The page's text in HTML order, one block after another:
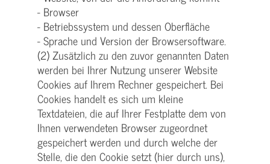
- Browser
- Betriebssystem und dessen Oberfläche
- Sprache und Version der Browsersoftware.
(2) Zusätzlich zu den zuvor genannten Daten
werden bei Ihrer Nutzung unserer Website
Cookies auf Ihrem Rechner gespeichert. Bei
Cookies handelt es sich um kleine
Textdateien, die auf Ihrer Festplatte dem von
Ihnen verwendeten Browser zugeordnet
gespeichert werden und durch welche der
Stelle, die den Cookie setzt (hier durch uns),